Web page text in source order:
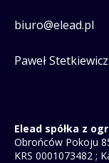
biuro@elead.pl
Paweł
Elead spółka z
Obrońców Pokoju
KRS 0001073482 ;